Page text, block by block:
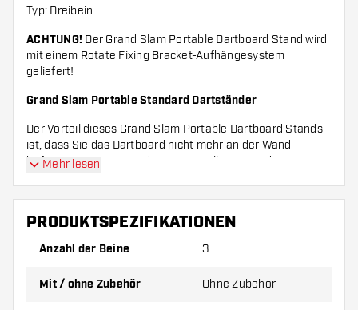
Typ: Dreibein
ACHTUNG! Der Grand Slam Portable Dartboard Stand wird
mit einem Rotate Fixing Bracket-Aufhängesystem
geliefert!
Grand Slam Portable Standard Dartständer
Der Vorteil dieses Grand Slam Portable Dartboard Stands
ist, dass Sie das Dartboard nicht mehr an der Wand
befestigen müssen, sodass Sie an allen Orten darten
Gummistopfen ausgestattet, sodass er auch für glatte
Aufhängesystem montiert und kann daher leicht vom
Mehr lesen
PRODUKTSPEZIFIKATIONEN
Anzahl der Beine 3
Mit / ohne Zubehör Ohne Zubehör